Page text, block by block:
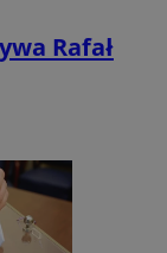
Rafał